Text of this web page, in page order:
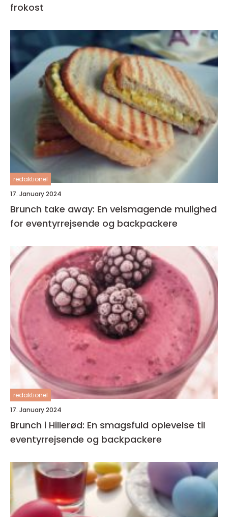
frokost
redaktionel
17. January 2024
Brunch take away: En velsmagende mulighed
for eventyrrejsende og backpackere
redaktionel
17. January 2024
Brunch i Hillerød: En smagsfuld oplevelse til
eventyrrejsende og backpackere